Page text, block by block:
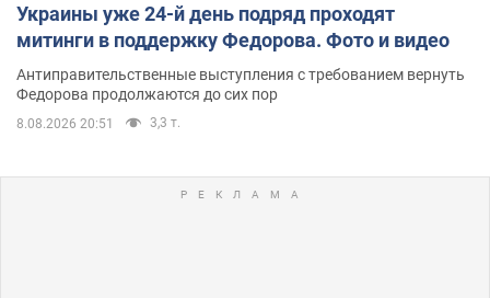
Украины уже 24-й день подряд проходят
митинги в поддержку Федорова. Фото и видео
Антиправительственные выступления с требованием вернуть
Федорова продолжаются до сих пор
8.08.2026 20:51 3,3 т.